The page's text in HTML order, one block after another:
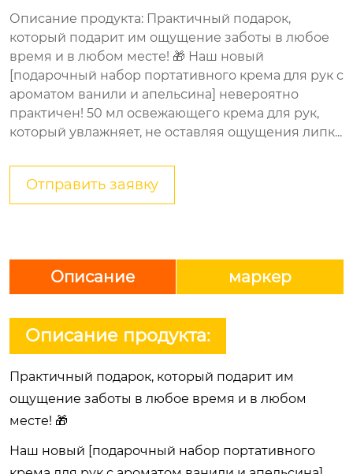
Описание продукта: Практичный подарок,
который подарит им ощущение заботы в любое
время и в любом месте! 🎁 Наш новый
[подарочный набор портативного крема для рук с
ароматом ванили и апельсина] невероятно
практичен! 50 мл освежающего крема для рук,
который увлажняет, не оставляя ощущения липк...
Отправить заявку
Описание маркер
Описание продукта:
Практичный подарок, который подарит им
ощущение заботы в любое время и в любом
месте! 🎁
Наш новый [подарочный набор портативного